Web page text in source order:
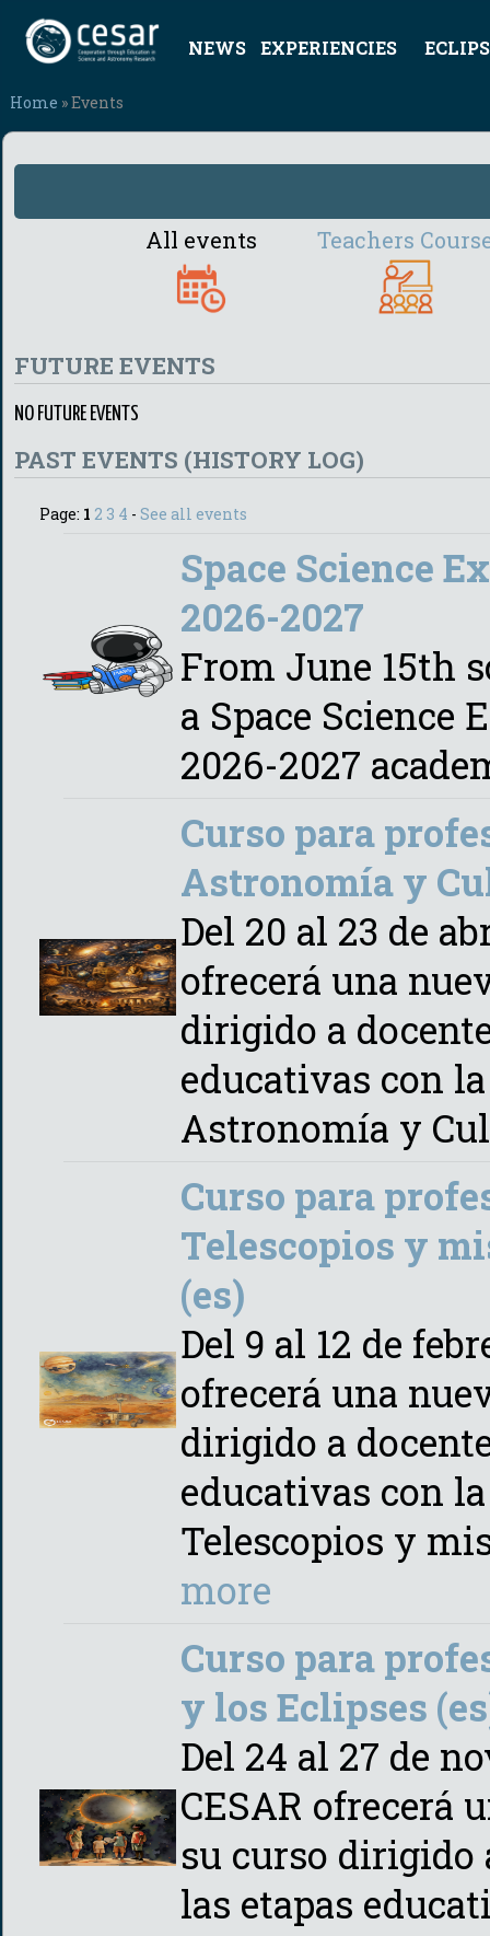
NEWS EXPERIENCIES
Home » Events
All events Teachers
FUTURE EVENTS
NO FUTURE EVENTS
PAST EVENTS (HISTORY LOG)
Page: 1 2 3 4 - See all events
Space Science
2026-2027
From June 15th
a Space Science
2026-2027
Curso para
Astronomía y
Del 20 al 23 de
ofrecerá una
dirigido a
educativas con
Astronomía y
Curso para
Telescopios y
(es)
Del 9 al 12 de
ofrecerá una
dirigido a
educativas con
Telescopios y
more
Curso para
y los Eclipses
Del 24 al 27 de
CESAR ofrecerá
su curso dirigido
las etapas